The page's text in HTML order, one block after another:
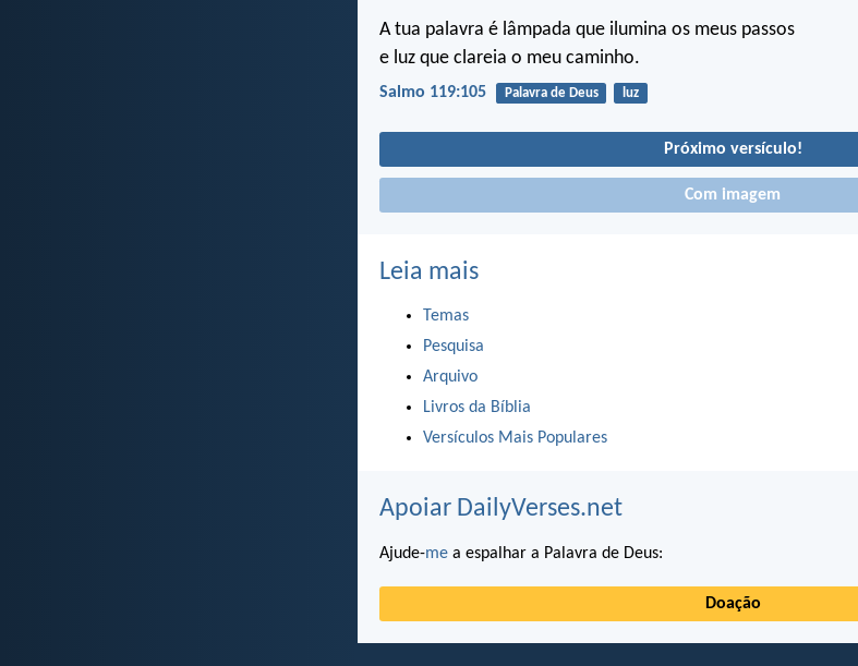
A tua palavra é lâmpada que ilumina os meus passos
e luz que clareia o meu caminho.
Salmo 119:105 Palavra de Deus luz
Próximo versículo!
Com imagem
Leia mais
Temas
Pesquisa
Arquivo
Livros da Bíblia
Versículos Mais Populares
Apoiar DailyVerses.net
Ajude-me a espalhar a Palavra de Deus:
Doação